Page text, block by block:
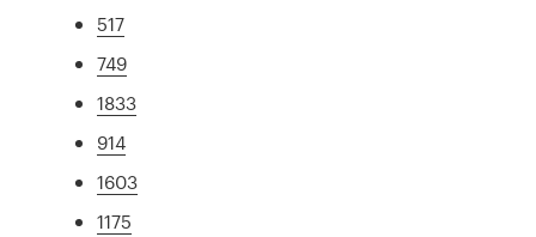
517
749
1833
914
1603
1175